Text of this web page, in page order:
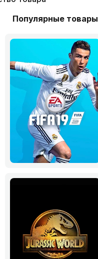
Популярные товары